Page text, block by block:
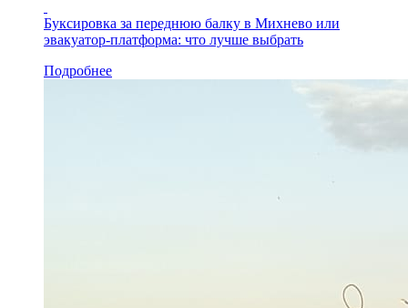
Буксировка за переднюю балку в Михнево или
эвакуатор-платформа: что лучше выбрать
Подробнее